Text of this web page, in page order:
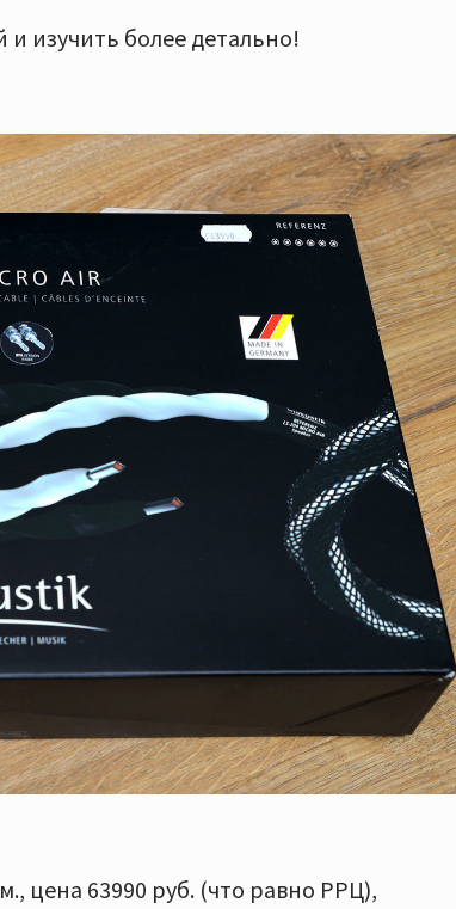
изучить более детально!
цена 63990 руб. (что равно РРЦ),